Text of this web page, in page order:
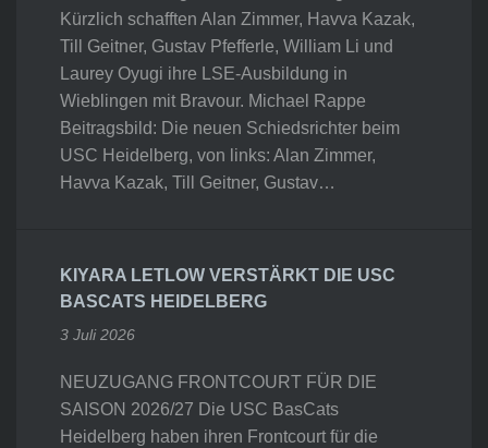
Kürzlich schafften Alan Zimmer, Havva Kazak,
Till Geitner, Gustav Pfefferle, William Li und
Laurey Oyugi ihre LSE-Ausbildung in
Wieblingen mit Bravour. Michael Rappe
Beitragsbild: Die neuen Schiedsrichter beim
USC Heidelberg, von links: Alan Zimmer,
Havva Kazak, Till Geitner, Gustav…
KIYARA LETLOW VERSTÄRKT DIE USC
BASCATS HEIDELBERG
3 Juli 2026
NEUZUGANG FRONTCOURT FÜR DIE
SAISON 2026/27 Die USC BasCats
Heidelberg haben ihren Frontcourt für die